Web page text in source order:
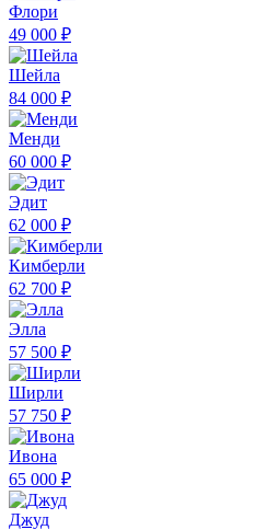
Флори
49 000 ₽
Шейла
84 000 ₽
Менди
60 000 ₽
Эдит
62 000 ₽
Кимберли
62 700 ₽
Элла
57 500 ₽
Ширли
57 750 ₽
Ивона
65 000 ₽
Джуд